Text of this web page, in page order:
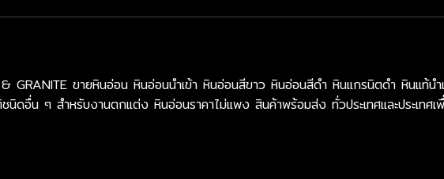
GRANITE ขายหินอ่อน หินอ่อนนำเข้า หินอ่อนสีขาว หินอ่อนสีดำ หินแกรนิตดำ หินแท้นำ
นิดอื่น ๆ สำหรับงานตกแต่ง หินอ่อนราคาไม่แพง สินค้าพร้อมส่ง ทั่วประเทศและประเทศเ